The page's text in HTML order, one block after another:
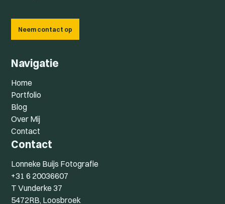
Neem contact op
Navigatie
Home
Portfolio
Blog
Over Mij
Contact
Contact
Lonneke Buijs Fotografie
+31 6 20036607
T Vunderke 37
5472RB, Loosbroek